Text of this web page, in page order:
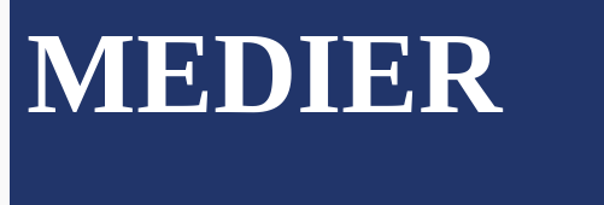
MEDIER